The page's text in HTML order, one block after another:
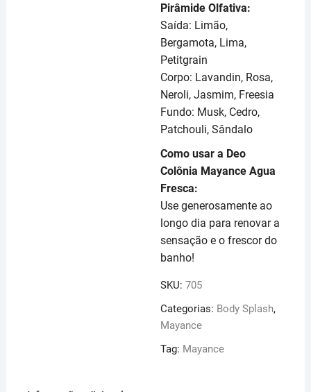
Pirâmide Olfativa:
Saída: Limão,
Bergamota, Lima,
Petitgrain
Corpo: Lavandin, Rosa,
Neroli, Jasmim, Freesia
Fundo: Musk, Cedro,
Patchouli, Sândalo
Como usar a Deo
Colônia Mayance Agua
Fresca:
Use generosamente ao
longo dia para renovar a
sensação e o frescor do
banho!
SKU:705
Categorias: Body Splash,
Mayance
Tag: Mayance